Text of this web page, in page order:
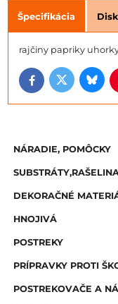
Špecifikácia
rajčiny papriky
FacebookTwitter
NÁRADIE, POMÔCKY
DEKORAČNÉ
HNOJIVÁ
POSTREKY
PRÍPRAVKY PROTI
POSTREKOVAČE A